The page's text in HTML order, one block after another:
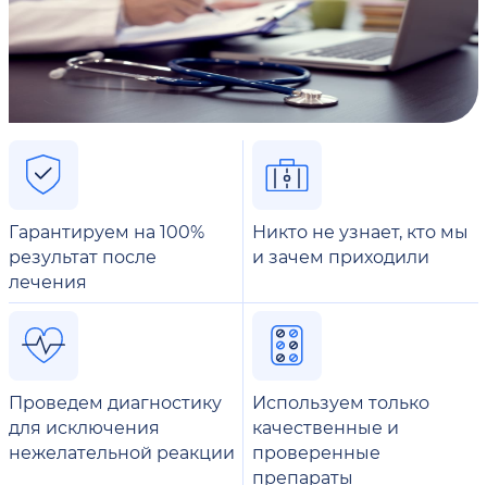
Гарантируем на 100%
результат после
лечения
Никто не узнает, кто мы
и зачем приходили
Проведем диагностику
для исключения
нежелательной реакции
Используем только
качественные и
проверенные
препараты